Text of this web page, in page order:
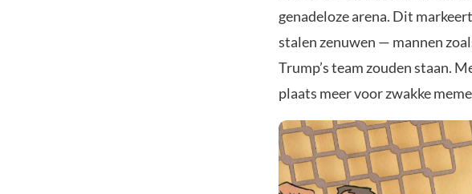
genadeloze arena. Dit
stalen zenuwen — mannen
Trump’s team zouden staan.
plaats meer voor zwakke